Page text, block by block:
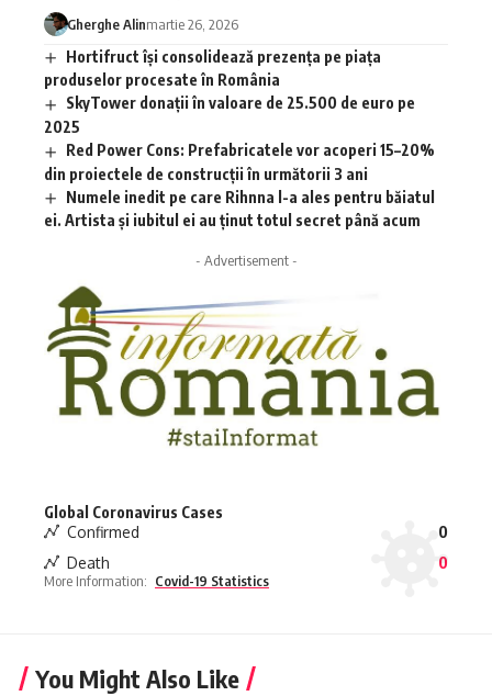
Gherghe Alinmartie 26, 2026
Hortifruct își consolidează prezența pe piața
produselor procesate în România
SkyTower donații în valoare de 25.500 de euro pe
2025
Red Power Cons: Prefabricatele vor acoperi 15–20%
din proiectele de construcții în următorii 3 ani
Numele inedit pe care Rihnna l-a ales pentru băiatul
ei. Artista și iubitul ei au ținut totul secret până acum
- Advertisement -
Global Coronavirus Cases
Confirmed
0
Death
0
More Information: Covid-19 Statistics
You Might Also Like